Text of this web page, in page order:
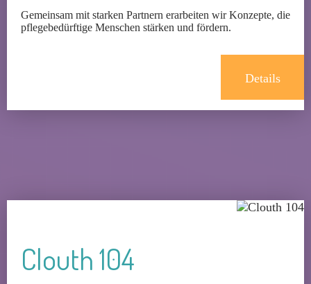
Gemeinsam mit starken Partnern erarbeiten wir Konzepte, die
pflegebedürftige Menschen stärken und fördern.
Details
Clouth 104